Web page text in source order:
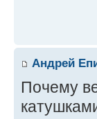
Андрей
Почему